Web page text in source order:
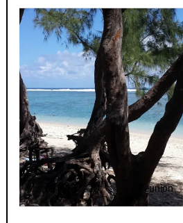
Reunion